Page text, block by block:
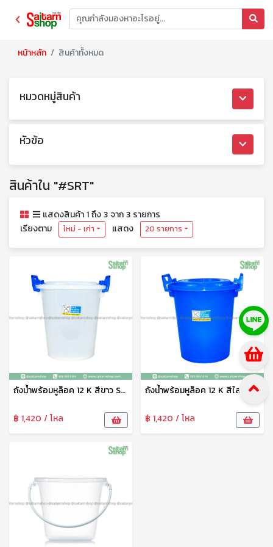
หน้าหลัก สินค้าทั้งหมด
หมวดหมู่สินค้า
หัวข้อ
สินค้าใน "#SRT"
แสดงสินค้า 1 ถึง 3 จาก 3 รายการ
เรียงตาม
ใหม่ - เก่า แสดง 20 รายการ
ถังน้ำพร้อมหูล็อค 12 K สีขาว SRT ถังบรรจุน้ำ ทรงกลมพร้อมฝาล็อก ถังอเนกประสงค์ ถังใส่น้ำ ถังใส่ของ คุณภาพดี ทนทาน
฿ 1,420 / โหล
ถังน้ำพร้อมหูล็อค 12 K สีใส SRT ถังบรรจุน้ำ ทรงกลมพร้อมฝาล็อก ถังอเนกประสงค์ ถังใส่น้ำ ถังใส่ของ คุณภาพดี ทนทาน
฿ 1,420 / โหล